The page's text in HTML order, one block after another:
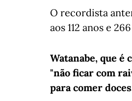
O recordista
aos 112 anos e
Watanabe, que é
"não ficar com
para comer